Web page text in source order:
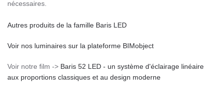
nécessaires.
Autres produits de la famille Baris LED
Voir nos luminaires sur la plateforme BIMobject
Voir notre film -> Baris 52 LED - un système d'éclairage linéaire
aux proportions classiques et au design moderne